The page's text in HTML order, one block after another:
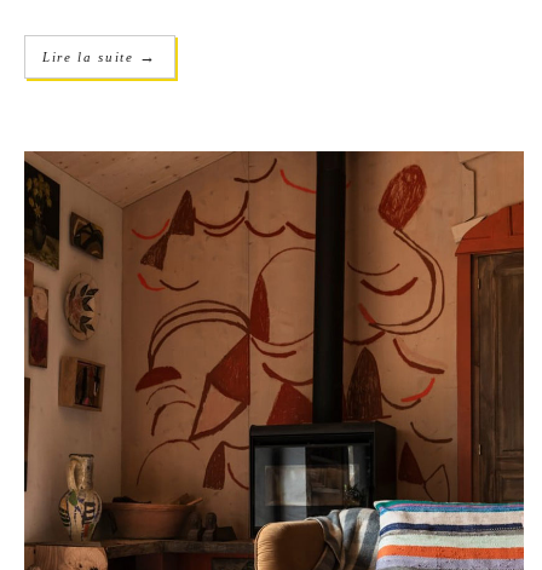
Lire la suite →